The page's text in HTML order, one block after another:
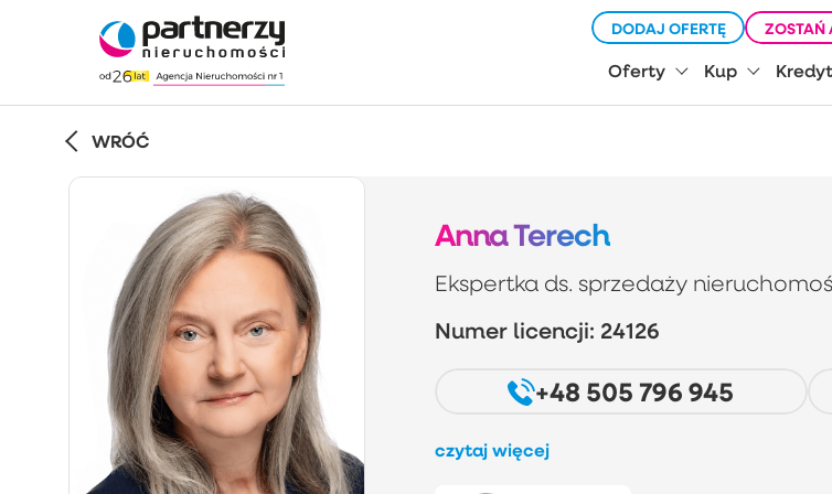
DODAJ OFERTĘ ZOSTAŃ
Oferty Kup Kredyt
WRÓĆ
Anna Terech
Ekspertka ds. sprzedaży
Numer licencji: 24126
+48 505 796 945
czytaj więcej